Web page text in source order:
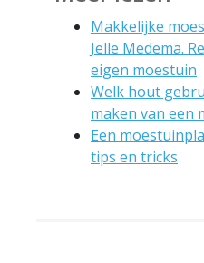
Makkelijke
Jelle Medema.
eigen moestuin
Welk hout
maken van een
Een
tips en tricks